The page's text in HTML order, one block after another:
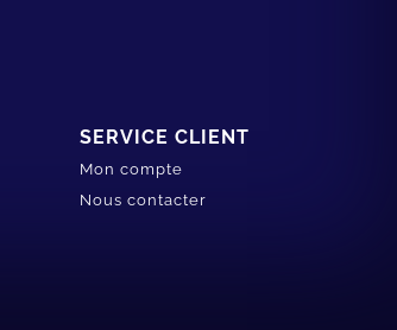
SERVICE CLIENT
Mon compte
Nous contacter